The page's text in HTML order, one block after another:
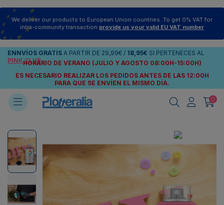
We deliver our products to European Union countries. To get 0% VAT for
intra-community transaction provide us your valid EU VAT number
ENNVÍOS GRATIS A PARTIR DE 29,99€ / 18,95€ SI PERTENECES AL
PINK CLUB
HORARIO DE VERANO (JULIO Y AGOSTO 08:00H-15:00H)
ES NECESARIO REALIZAR LOS PEDIDOS ANTES DE LAS 12:00H
PARA QUE SE ENVÍEN EL MISMO DÍA.
0